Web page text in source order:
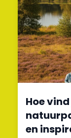
Hoe
en